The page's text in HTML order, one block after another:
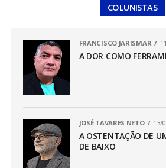
COLUNISTAS
FRANCISCO JARISMAR
A DOR COMO
JOSÉ TAVARES NETO 13/
A OSTENTAÇÃO DE
DE BAIXO